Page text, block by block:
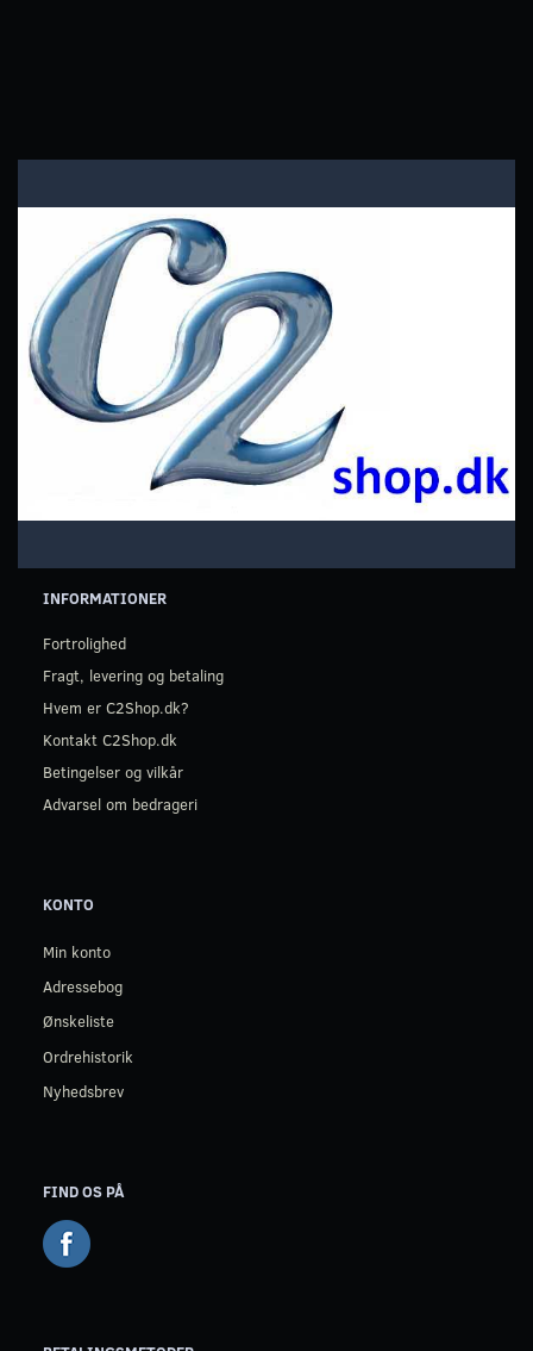
INFORMATIONER
Fortrolighed
Fragt, levering og betaling
Hvem er C2Shop.dk?
Kontakt C2Shop.dk
Betingelser og vilkår
Advarsel om bedrageri
KONTO
Min konto
Adressebog
Ønskeliste
Ordrehistorik
Nyhedsbrev
FIND OS PÅ